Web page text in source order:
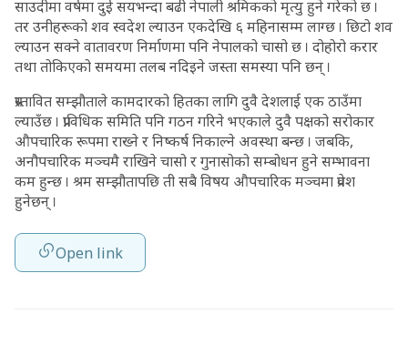
साउदीमा वर्षमा दुई सयभन्दा बढी नेपाली श्रमिकको मृत्यु हुने गरेको छ ।
तर उनीहरूको शव स्वदेश ल्याउन एकदेखि ६ महिनासम्म लाग्छ । छिटो शव
ल्याउन सक्ने वातावरण निर्माणमा पनि नेपालको चासो छ । दोहोरो करार
तथा तोकिएको समयमा तलब नदिइने जस्ता समस्या पनि छन् ।
प्रस्तावित सम्झौताले कामदारको हितका लागि दुवै देशलाई एक ठाउँमा
ल्याउँछ । प्राविधिक समिति पनि गठन गरिने भएकाले दुवै पक्षको सरोकार
औपचारिक रूपमा राख्ने र निष्कर्ष निकाल्ने अवस्था बन्छ । जबकि,
अनौपचारिक मञ्चमै राखिने चासो र गुनासोको सम्बोधन हुने सम्भावना
कम हुन्छ । श्रम सम्झौतापछि ती सबै विषय औपचारिक मञ्चमा प्रवेश
हुनेछन् ।
Open link